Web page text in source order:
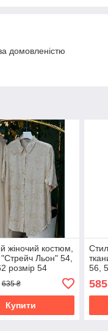
домовленістю
жіночий костюм,
Льон" 54,
розмір 54
635 ₴
Купити
56,
585